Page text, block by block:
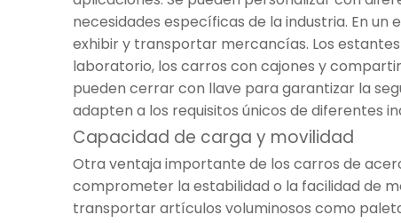
necesidades específicas de la industria. En
exhibir y transportar mercancías. Los
laboratorio, los carros con cajones y
pueden cerrar con llave para garantizar la
adapten a los requisitos únicos de diferentes
Capacidad de carga y movilidad
Otra ventaja importante de los carros de
comprometer la estabilidad o la facilidad de
transportar artículos voluminosos como